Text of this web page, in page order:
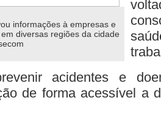
informações à empresas e
diversas regiões da cidade
acidentes e
de forma acessível a